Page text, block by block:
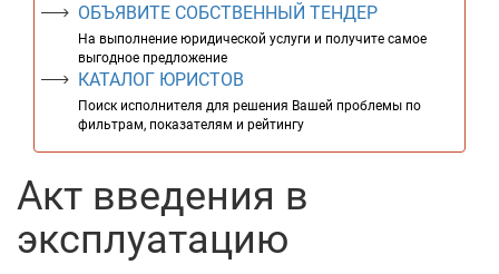
ОБЪЯВИТЕ СОБСТВЕННЫЙ ТЕНДЕР
На выполнение юридической услуги и получите самое
выгодное предложение
КАТАЛОГ ЮРИСТОВ
Поиск исполнителя для решения Вашей проблемы по
фильтрам, показателям и рейтингу
Акт введения в
эксплуатацию